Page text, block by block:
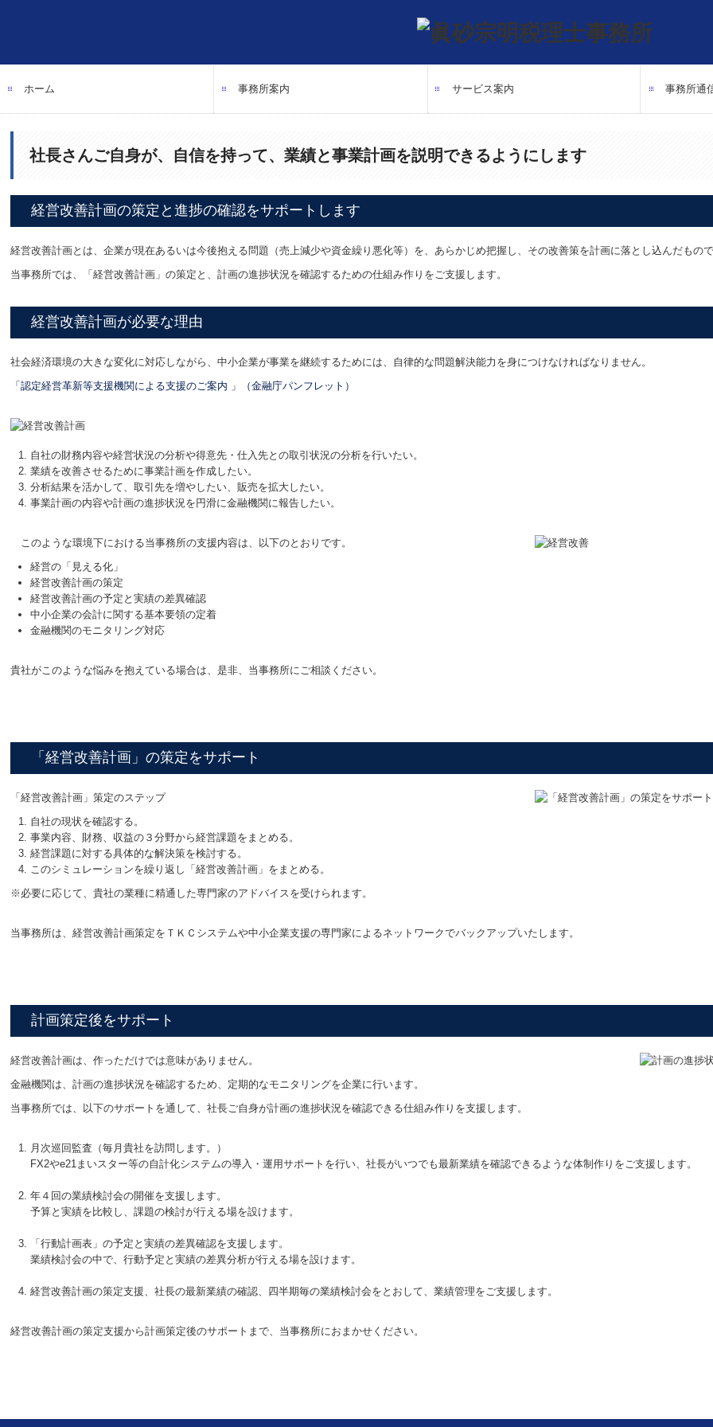
ホーム 事務所案内 サービス案内 事務所通
社長さんご自身が、自信を持って、業績と事業計画を説明できるようにします
経営改善計画の策定と進捗の確認をサポートします
経営改善計画とは、企業が現在あるいは今後抱える問題（売上減少や資金繰り悪化等）を、あらかじめ把握し、その改善策を計画に落とし込んだもの
当事務所では、「経営改善計画」の策定と、計画の進捗状況を確認するための仕組み作りをご支援します。
経営改善計画が必要な理由
社会経済環境の大きな変化に対応しながら、中小企業が事業を継続するためには、自律的な問題解決能力を身につけなければなりません。
「認定経営革新等支援機関による支援のご案内 」（金融庁パンフレット）
自社の財務内容や経営状況の分析や得意先・仕入先との取引状況の分析を行いたい。
業績を改善させるために事業計画を作成したい。
分析結果を活かして、取引先を増やしたい、販売を拡大したい。
事業計画の内容や計画の進捗状況を円滑に金融機関に報告したい。
このような環境下における当事務所の支援内容は、以下のとおりです。
経営の「見える化」
経営改善計画の策定
経営改善計画の予定と実績の差異確認
中小企業の会計に関する基本要領の定着
金融機関のモニタリング対応
貴社がこのような悩みを抱えている場合は、是非、当事務所にご相談ください。
「経営改善計画」の策定をサポート
「経営改善計画」策定のステップ
自社の現状を確認する。
事業内容、財務、収益の３分野から経営課題をまとめる。
経営課題に対する具体的な解決策を検討する。
このシミュレーションを繰り返し「経営改善計画」をまとめる。
※必要に応じて、貴社の業種に精通した専門家のアドバイスを受けられます。
当事務所は、経営改善計画策定をＴＫＣシステムや中小企業支援の専門家によるネットワークでバックアップいたします。
計画策定後をサポート
経営改善計画は、作っただけでは意味がありません。
金融機関は、計画の進捗状況を確認するため、定期的なモニタリングを企業に行います。
当事務所では、以下のサポートを通して、社長ご自身が計画の進捗状況を確認できる仕組み作りを支援します。
月次巡回監査（毎月貴社を訪問します。）
FX2やe21まいスター等の自計化システムの導入・運用サポートを行い、社長がいつでも最新業績を確認できるような体制作りをご支援します。
年４回の業績検討会の開催を支援します。
予算と実績を比較し、課題の検討が行える場を設けます。
「行動計画表」の予定と実績の差異確認を支援します。
業績検討会の中で、行動予定と実績の差異分析が行える場を設けます。
経営改善計画の策定支援、社長の最新業績の確認、四半期毎の業績検討会をとおして、業績管理をご支援します。
経営改善計画の策定支援から計画策定後のサポートまで、当事務所におまかせください。